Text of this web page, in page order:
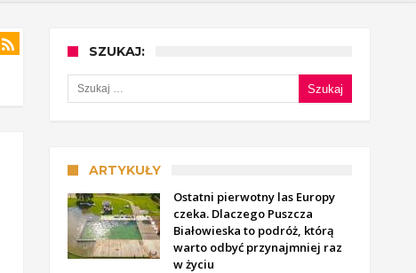
SZUKAJ:
Szukaj:
ARTYKUŁY
Ostatni pierwotny las Europy
czeka. Dlaczego Puszcza
Białowieska to podróż, którą
warto odbyć przynajmniej raz
w życiu